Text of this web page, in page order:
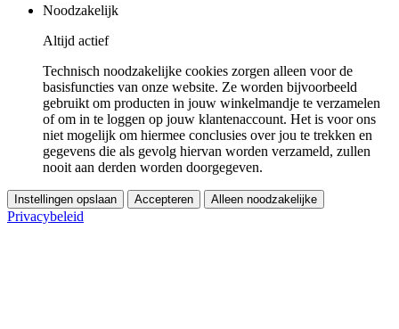
Noodzakelijk
Altijd actief
Technisch noodzakelijke cookies zorgen alleen voor de
basisfuncties van onze website. Ze worden bijvoorbeeld
gebruikt om producten in jouw winkelmandje te verzamelen
of om in te loggen op jouw klantenaccount. Het is voor ons
niet mogelijk om hiermee conclusies over jou te trekken en
gegevens die als gevolg hiervan worden verzameld, zullen
nooit aan derden worden doorgegeven.
Instellingen opslaan Accepteren Alleen noodzakelijke
Privacybeleid